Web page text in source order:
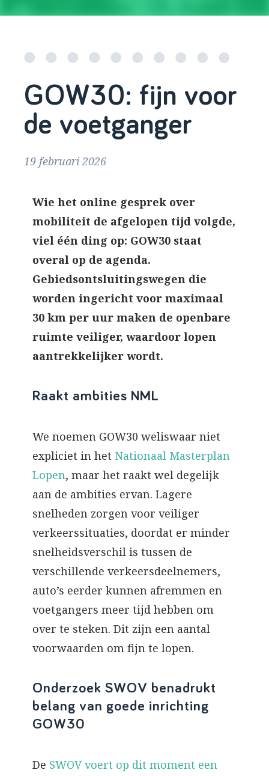
GOW30: fijn voor
de voetganger
19 februari 2026
Wie het online gesprek over
mobiliteit de afgelopen tijd volgde,
viel één ding op: GOW30 staat
overal op de agenda.
Gebiedsontsluitingswegen die
worden ingericht voor maximaal
30 km per uur maken de openbare
ruimte veiliger, waardoor lopen
aantrekkelijker wordt.
Raakt ambities NML
We noemen GOW30 weliswaar niet
expliciet in het Nationaal Masterplan
Lopen, maar het raakt wel degelijk
aan de ambities ervan. Lagere
snelheden zorgen voor veiliger
verkeerssituaties, doordat er minder
snelheidsverschil is tussen de
verschillende verkeersdeelnemers,
auto’s eerder kunnen afremmen en
voetgangers meer tijd hebben om
over te steken. Dit zijn een aantal
voorwaarden om fijn te lopen.
Onderzoek SWOV benadrukt
belang van goede inrichting
GOW30
De SWOV voert op dit moment een